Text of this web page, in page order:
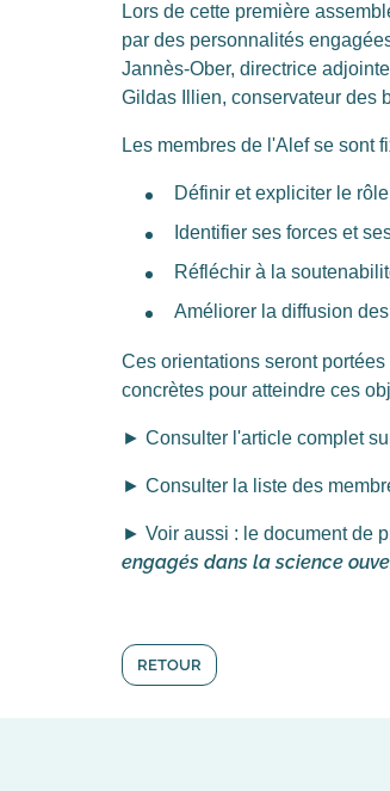
Lors de cette première
par des personnalités
Jannès-Ober, directrice
Gildas Illien, conservateur des
Les membres de l'Alef se sont
Définir et expliciter le
Identifier ses forces et
Réfléchir à la
Améliorer la diffusion
Ces orientations seront
concrètes pour atteindre ces
► Consulter l'article complet
► Consulter la liste des
► Voir aussi : le document de
engagés dans la science
RETOUR